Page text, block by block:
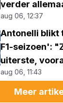
verder
aug 06, 12:37
Antonelli blikt
F1-seizoen':
uiterste,
aug 06, 11:43
Meer